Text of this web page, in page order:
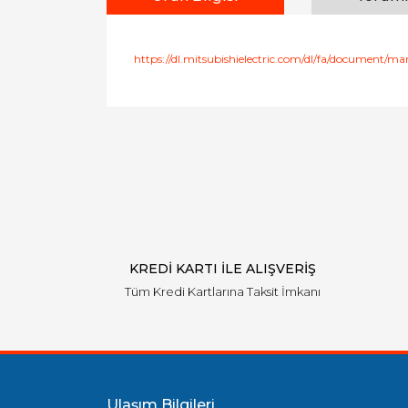
https://dl.mitsubishielectric.com/dl/fa/document/
KREDİ KARTI İLE ALIŞVERİŞ
Tüm Kredi Kartlarına Taksit İmkanı